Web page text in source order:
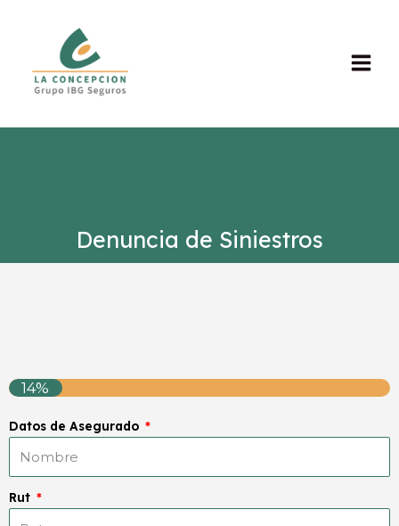
Denuncia de Siniestros
14%
Datos de Asegurado
Rut